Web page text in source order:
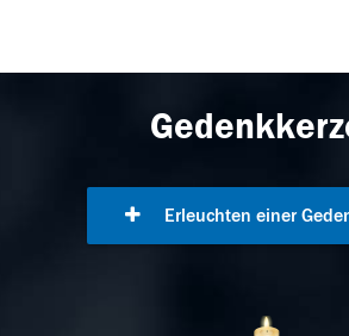
Erleuchten einer